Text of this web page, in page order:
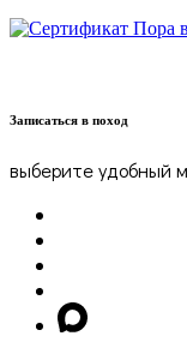
Записаться в поход
выберите удобный